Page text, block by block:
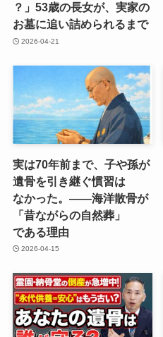
？」​53歳の​長女が、​実家の​
お墓に​追い​詰められるまで
2026-04-21
実は​70年前まで、​子や​孫が​
遺骨を​引き継ぐ​慣習は​
なかった。​——海洋散骨が​
「昔ながらの​自然葬」
である​理由
2026-04-15